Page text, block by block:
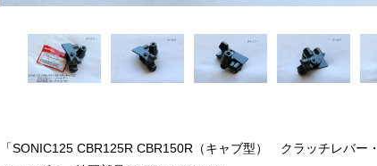
「SONIC125 CBR125R CBR150R（キャブ型） クラッチレバー・